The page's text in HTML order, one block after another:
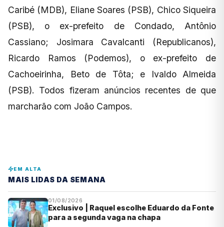
Caribé (MDB), Eliane Soares (PSB), Chico Siqueira
(PSB), o ex-prefeito de Condado, Antônio
Cassiano; Josimara Cavalcanti (Republicanos),
Ricardo Ramos (Podemos), o ex-prefeito de
Cachoeirinha, Beto de Tôta; e Ivaldo Almeida
(PSB). Todos fizeram anúncios recentes de que
marcharão com João Campos.
EM ALTA
MAIS LIDAS DA SEMANA
01/08/2026
Exclusivo | Raquel escolhe Eduardo da Fonte
para a segunda vaga na chapa